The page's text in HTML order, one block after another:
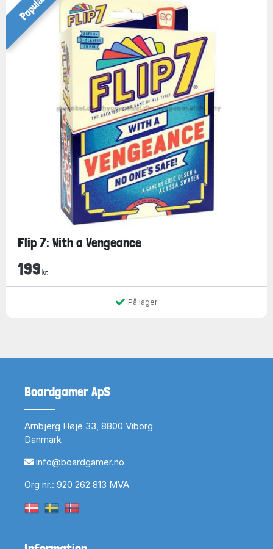
Flip 7: With a Vengeance
199 kr.
På lager
Boardgamer ApS
Arnbjerg Høje 33, 8800 Viborg
Danmark
info@boardgamer.no
Org nr.: 920 262 813 MVA